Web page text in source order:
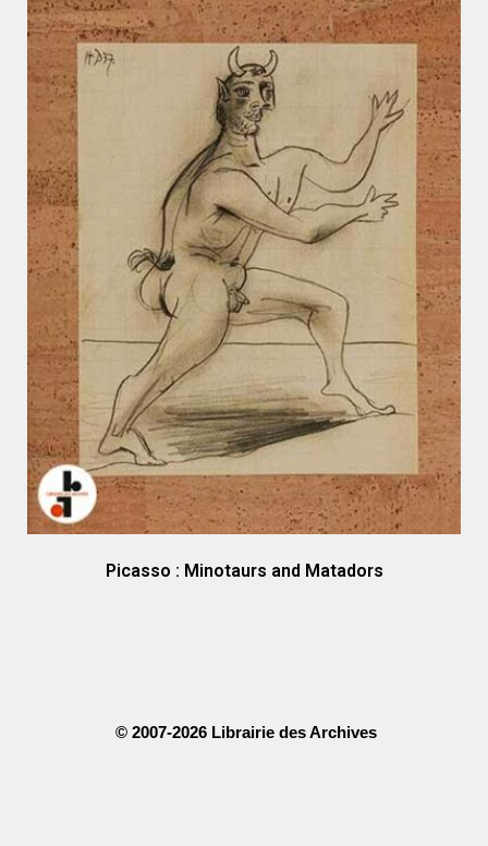
Picasso : Minotaurs and Matadors
© 2007-2026 Librairie des Archives